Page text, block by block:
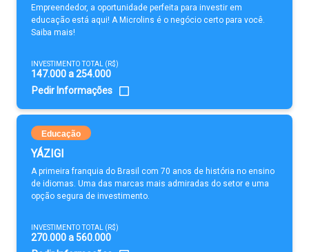
Empreendedor, a oportunidade perfeita para investir em
educação está aqui! A Microlins é o negócio certo para você.
Saiba mais!
INVESTIMENTO TOTAL (R$)
147.000 a 254.000
Pedir Informações
Educação
YÁZIGI
A primeira franquia do Brasil com 70 anos de história no ensino
de idiomas. Uma das marcas mais admiradas do setor e uma
opção segura de investimento.
INVESTIMENTO TOTAL (R$)
270.000 a 560.000